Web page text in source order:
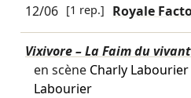
12/06 [1 rep.] Royale
Vixivore – La Faim du vivant
en scène Charly Labourier
Labourier